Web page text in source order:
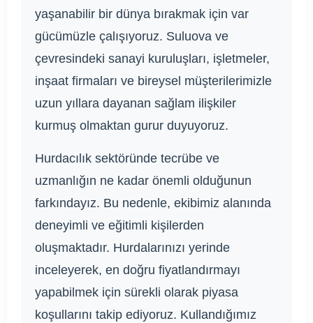
yaşanabilir bir dünya bırakmak için var
gücümüzle çalışıyoruz. Suluova ve
çevresindeki sanayi kuruluşları, işletmeler,
inşaat firmaları ve bireysel müşterilerimizle
uzun yıllara dayanan sağlam ilişkiler
kurmuş olmaktan gurur duyuyoruz.
Hurdacılık sektöründe tecrübe ve
uzmanlığın ne kadar önemli olduğunun
farkındayız. Bu nedenle, ekibimiz alanında
deneyimli ve eğitimli kişilerden
oluşmaktadır. Hurdalarınızı yerinde
inceleyerek, en doğru fiyatlandırmayı
yapabilmek için sürekli olarak piyasa
koşullarını takip ediyoruz. Kullandığımız